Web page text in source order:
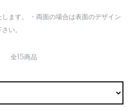
します。 ・両面の場合は表面のデザイン
い。
全15商品